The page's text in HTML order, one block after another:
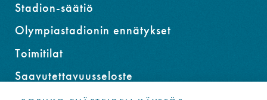
Stadion-säätiö
Olympiastadionin ennätykset
Toimitilat
Saavutettavuusseloste